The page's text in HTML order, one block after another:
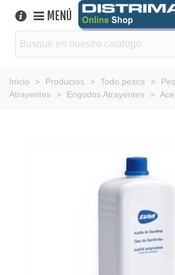
MENÚ
Inicio > Productos > Todo pesca >
Atrayentes
> Engodos Atrayentes >